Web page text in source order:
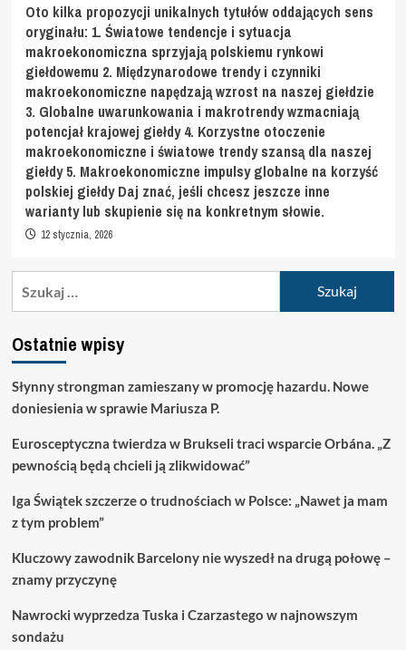
Oto kilka propozycji unikalnych tytułów oddających sens
oryginału: 1. Światowe tendencje i sytuacja
makroekonomiczna sprzyjają polskiemu rynkowi
giełdowemu 2. Międzynarodowe trendy i czynniki
makroekonomiczne napędzają wzrost na naszej giełdzie
3. Globalne uwarunkowania i makrotrendy wzmacniają
potencjał krajowej giełdy 4. Korzystne otoczenie
makroekonomiczne i światowe trendy szansą dla naszej
giełdy 5. Makroekonomiczne impulsy globalne na korzyść
polskiej giełdy Daj znać, jeśli chcesz jeszcze inne
warianty lub skupienie się na konkretnym słowie.
12 stycznia, 2026
Ostatnie wpisy
Słynny strongman zamieszany w promocję hazardu. Nowe
doniesienia w sprawie Mariusza P.
Eurosceptyczna twierdza w Brukseli traci wsparcie Orbána. „Z
pewnością będą chcieli ją zlikwidować”
Iga Świątek szczerze o trudnościach w Polsce: „Nawet ja mam
z tym problem”
Kluczowy zawodnik Barcelony nie wyszedł na drugą połowę –
znamy przyczynę
Nawrocki wyprzedza Tuska i Czarzastego w najnowszym
sondażu